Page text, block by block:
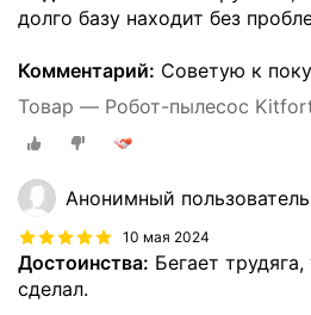
долго базу находит без
Комментарий: Советую к
Товар — Робот-пылесос
Анонимный пользователь
10 мая 2024
Достоинства: Бегает
сделал.